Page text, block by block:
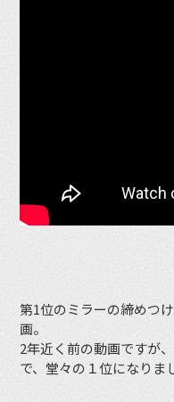
第1位のミラーの締めつ
画。
2年近く前の動画ですが
で、堂々の１位になりま